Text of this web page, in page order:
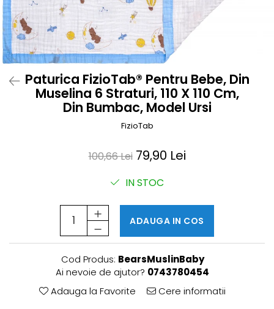
Husa protectie scaun auto
Suporti uscare biberoane
Suporti pahar carucior
Bile baie copii
Vesela copii
Lampi de veghe
Paturica FizioTab® Pentru Bebe, Din
Muselina 6 Straturi, 110 X 110 Cm,
Din Bumbac, Model Ursi
FizioTab
100,66 Lei 79,90 Lei
IN STOC
ADAUGA IN COS
Cod Produs: BearsMuslinBaby
Ai nevoie de ajutor? 0743780454
Adauga la Favorite
Cere informatii